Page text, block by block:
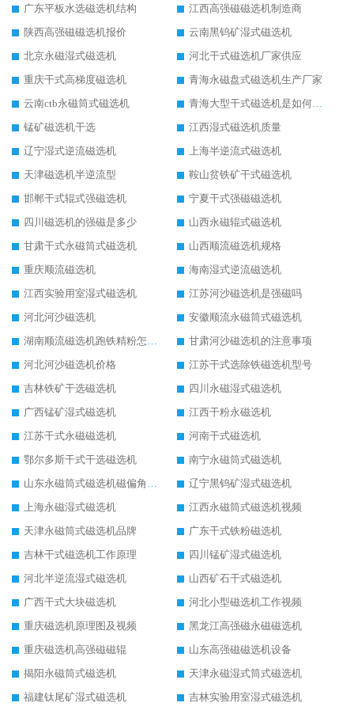
广东平板水选磁选机结构
江西高强磁磁选机制造商
陕西高强磁磁选机报价
云南黑钨矿湿式磁选机
北京永磁湿式磁选机
河北干式磁选机厂家供应
重庆干式高梯度磁选机
青海永磁盘式磁选机生产厂家
云南ctb永磁筒式磁选机
青海大型干式磁选机是如何选矿的
锰矿磁选机干选
江西湿式磁选机质量
辽宁湿式逆流磁选机
上海半逆流式磁选机
天津磁选机半逆流型
鞍山贫铁矿干式磁选机
邯郸干式辊式强磁选机
宁夏干式强磁磁选机
四川磁选机的强磁是多少
山西永磁辊式磁选机
甘肃干式永磁筒式磁选机
山西顺流磁选机规格
重庆顺流磁选机
海南湿式逆流磁选机
江西实验用室湿式磁选机
江苏河沙磁选机是强磁吗
河北河沙磁选机
安徽顺流永磁筒式磁选机
湖南顺流磁选机跑铁精粉怎么处理
甘肃河沙磁选机的注意事项
河北河沙磁选机价格
江苏干式选除铁磁选机型号
吉林铁矿干选磁选机
四川永磁湿式磁选机
广西锰矿湿式磁选机
江西干粉永磁选机
江苏干式永磁磁选机
河南干式磁选机
鄂尔多斯干式干选磁选机
南宁永磁筒式磁选机
山东永磁筒式磁选机磁偏角怎么调整
辽宁黑钨矿湿式磁选机
上海永磁湿式磁选机
江西永磁筒式磁选机视频
天津永磁筒式磁选机品牌
广东干式铁粉磁选机
吉林干式磁选机工作原理
四川锰矿湿式磁选机
河北半逆流湿式磁选机
山西矿石干式磁选机
广西干式大块磁选机
河北小型磁选机工作视频
重庆磁选机原理图及视频
黑龙江高强磁永磁磁选机
重庆磁选机高强磁磁辊
山东高强磁磁选机设备
揭阳永磁筒式磁选机
天津永磁湿式筒式磁选机
福建钛尾矿湿式磁选机
吉林实验用室湿式磁选机